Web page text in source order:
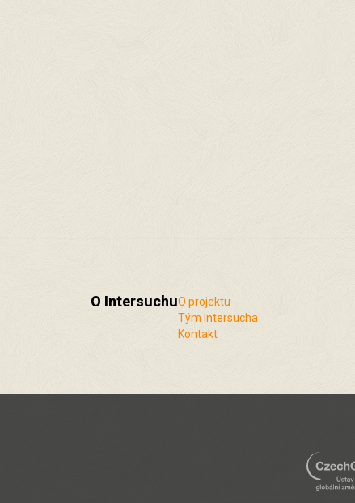
O IntersuchuO projektu
Tým Intersucha
Kontakt